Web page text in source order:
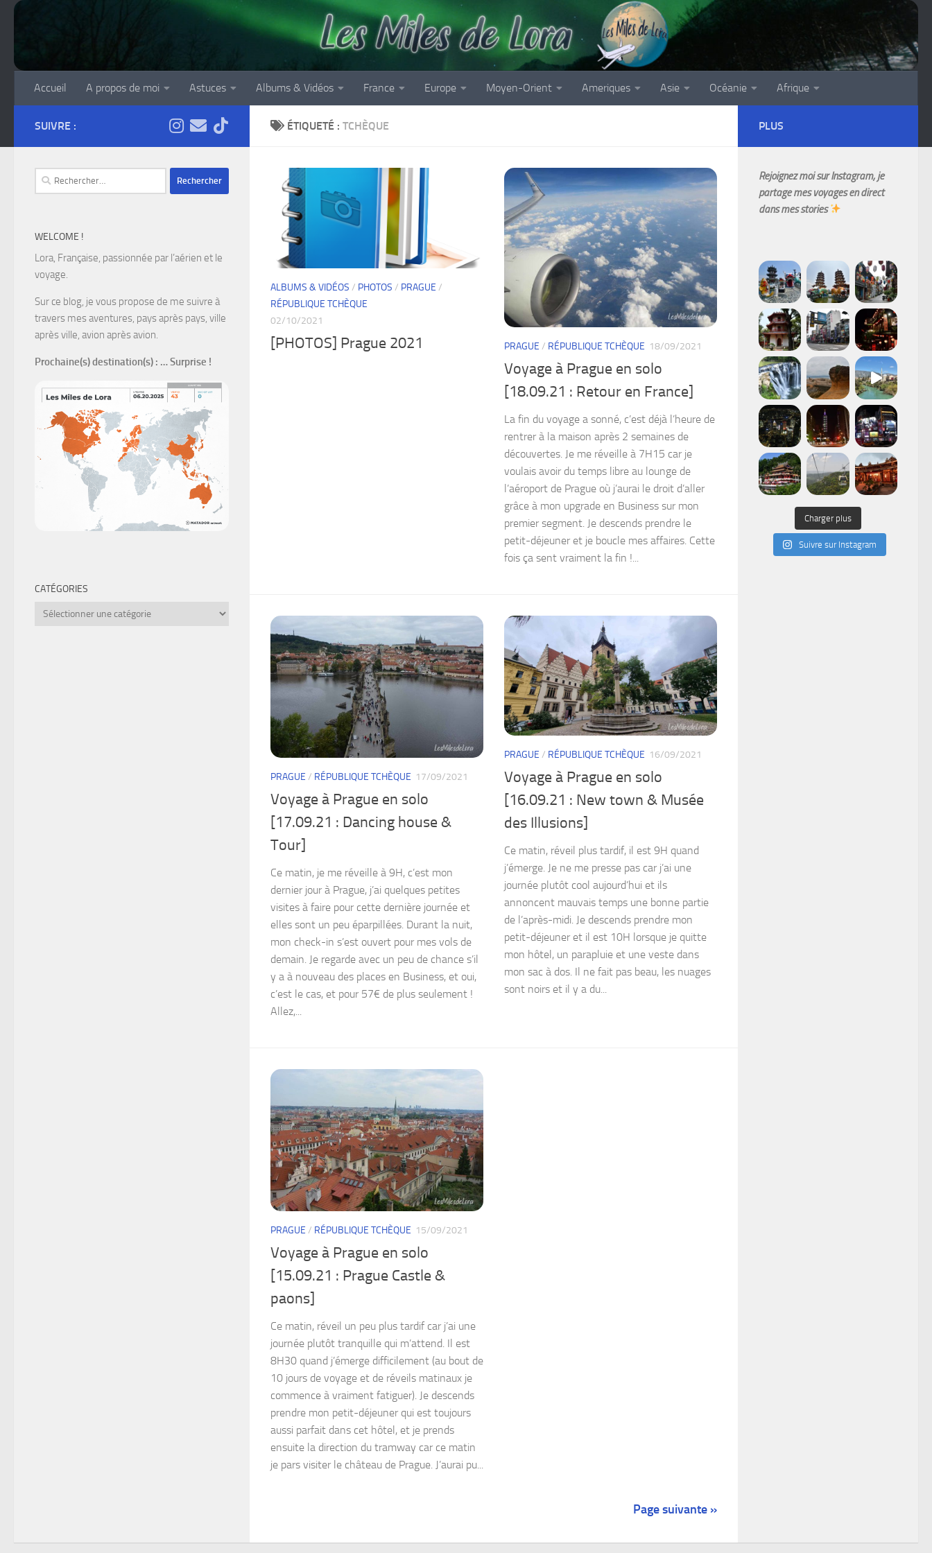
Accueil A propos de moi Astuces Albums & Vidéos France Europe Moyen-Orient Ameriques Asie Océanie Afrique
ÉTIQUETÉ : TCHÈQUE
ALBUMS & VIDÉOS / PHOTOS / PRAGUE /
RÉPUBLIQUE TCHÈQUE
02/10/2021
[PHOTOS] Prague 2021 PRAGUE / RÉPUBLIQUE TCHÈQUE 18/09/2021
Voyage à Prague en solo
[18.09.21 : Retour en France]
La fin du voyage a sonné, c’est déjà l’heure de
rentrer à la maison après 2 semaines de
découvertes. Je me réveille à 7H15 car je
voulais avoir du temps libre au lounge de
l’aéroport de Prague où j’aurai le droit d’aller
grâce à mon upgrade en Business sur mon
premier segment. Je descends prendre le
petit-déjeuner et je boucle mes affaires. Cette
fois ça sent vraiment la fin !...
PRAGUE / RÉPUBLIQUE TCHÈQUE 17/09/2021
Voyage à Prague en solo
[17.09.21 : Dancing house &
Tour]
Ce matin, je me réveille à 9H, c’est mon
dernier jour à Prague, j’ai quelques petites
visites à faire pour cette dernière journée et
elles sont un peu éparpillées. Durant la nuit,
mon check-in s’est ouvert pour mes vols de
demain. Je regarde avec un peu de chance s’il
y a à nouveau des places en Business, et oui,
c’est le cas, et pour 57€ de plus seulement !
Allez,...
PRAGUE / RÉPUBLIQUE TCHÈQUE 16/09/2021
Voyage à Prague en solo
[16.09.21 : New town & Musée
des Illusions]
Ce matin, réveil plus tardif, il est 9H quand
j’émerge. Je ne me presse pas car j’ai une
journée plutôt cool aujourd’hui et ils
annoncent mauvais temps une bonne partie
de l’après-midi. Je descends prendre mon
petit-déjeuner et il est 10H lorsque je quitte
mon hôtel, un parapluie et une veste dans
mon sac à dos. Il ne fait pas beau, les nuages
sont noirs et il y a du...
PRAGUE / RÉPUBLIQUE TCHÈQUE 15/09/2021
Voyage à Prague en solo
[15.09.21 : Prague Castle &
paons]
Ce matin, réveil un peu plus tardif car j’ai une
journée plutôt tranquille qui m’attend. Il est
8H30 quand j’émerge difficilement (au bout de
10 jours de voyage et de réveils matinaux je
commence à vraiment fatiguer). Je descends
prendre mon petit-déjeuner qui est toujours
aussi parfait dans cet hôtel, et je prends
ensuite la direction du tramway car ce matin
je pars visiter le château de Prague. J’aurai pu...
Page suivante »
SUIVRE :
Rechercher :
WELCOME !
Lora, Française, passionnée par l’aérien et le
voyage.
Sur ce blog, je vous propose de me suivre à
travers mes aventures, pays après pays, ville
après ville, avion après avion.
Prochaine(s) destination(s) : … Surprise !
CATÉGORIES
Catégories
PLUS
Rejoignez moi sur Instagram, je
partage mes voyages en direct
dans mes stories
Charger plus
Suivre sur Instagram